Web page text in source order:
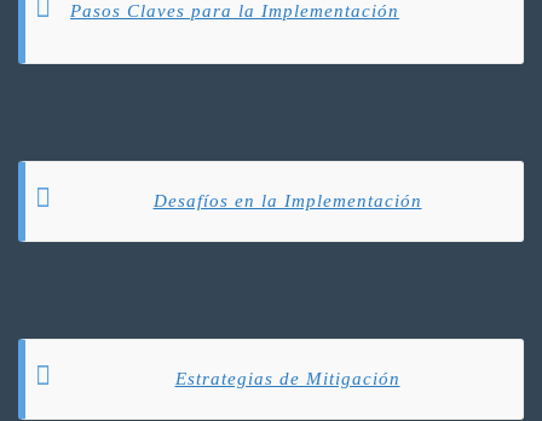
Pasos Claves para la Implementación
Desafíos en la Implementación
Estrategias de Mitigación